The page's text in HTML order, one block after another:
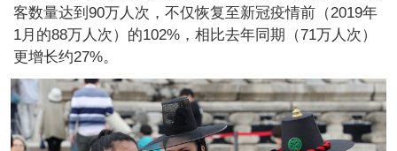
客数量达到90万人次，不仅恢复至新冠疫情前（2019年
1月的88万人次）的102%，相比去年同期（71万人次）
更增长约27%。